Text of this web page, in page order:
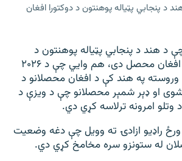
پنجابي پټیاله پوهنتون د دوکتورا افغان
هند د پنجابي پټیاله پوهنتون د
ټولنپوهنې د دوکتورا افغان محصل دی، هم وايي چې د ۲۰۲۶
وروسته په هند کې د افغان محصلانو د
او ډېر شمېر محصلانو چې د ویزې د
امرونه ترلاسه کړي دي.
راډیو ازادۍ ته وویل چې دغه وضعیت
له ستونزو سره مخامخ کړي دي.